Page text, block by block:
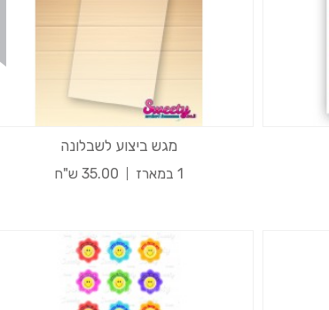
מגש ביצוע לשבלונה
1 במארז 35.00 ש"ח